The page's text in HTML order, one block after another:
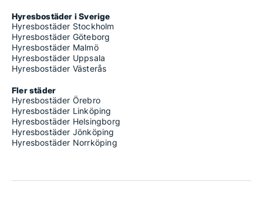
Hyresbostäder i Sverige
Hyresbostäder Stockholm
Hyresbostäder Göteborg
Hyresbostäder Malmö
Hyresbostäder Uppsala
Hyresbostäder Västerås
Fler städer
Hyresbostäder Örebro
Hyresbostäder Linköping
Hyresbostäder Helsingborg
Hyresbostäder Jönköping
Hyresbostäder Norrköping